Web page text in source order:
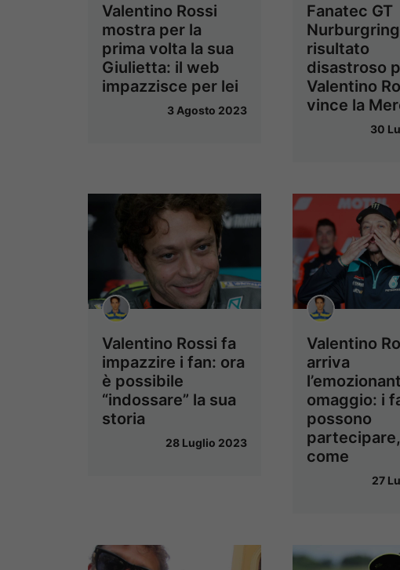
Valentino Rossi
mostra per la
prima volta la sua
Giulietta: il web
impazzisce per lei
3 Agosto 2023
Fanatec GT
risultato
disastroso
Valentino
vince la
30
Valentino Rossi fa
impazzire i fan: ora
è possibile
“indossare” la sua
storia
28 Luglio 2023
Valentino
arriva
omaggio: i
possono
come
27